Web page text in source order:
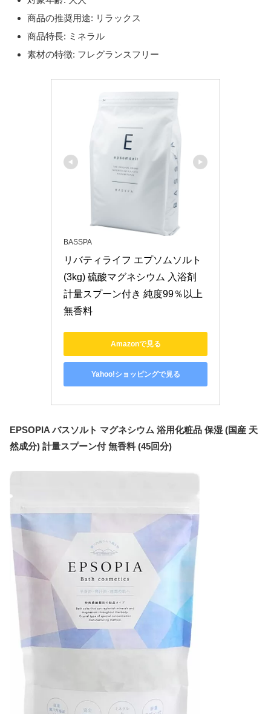
商品の推奨用途: リラックス
商品特長: ミネラル
素材の特徴: フレグランスフリー
BASSPA
リバティライフ エプソムソルト
(3kg) 硫酸マグネシウム 入浴剤
計量スプーン付き 純度99％以上
無香料
Amazonで見る
Yahoo!ショッピングで見る
EPSOPIA バスソルト マグネシウム 浴用化粧品 保湿 (国産 天
然成分) 計量スプーン付 無香料 (45回分)